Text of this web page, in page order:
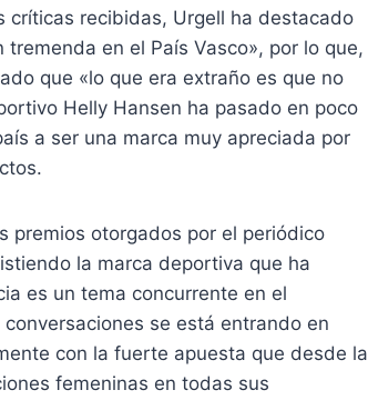
críticas recibidas, Urgell ha destacado
en el País Vasco», por lo que,
que «lo que era extraño es que no
Helly Hansen ha pasado en poco
a ser una marca muy apreciada por
premios otorgados por el periódico
la marca deportiva que ha
es un tema concurrente en el
se está entrando en
con la fuerte apuesta que desde la
femeninas en todas sus